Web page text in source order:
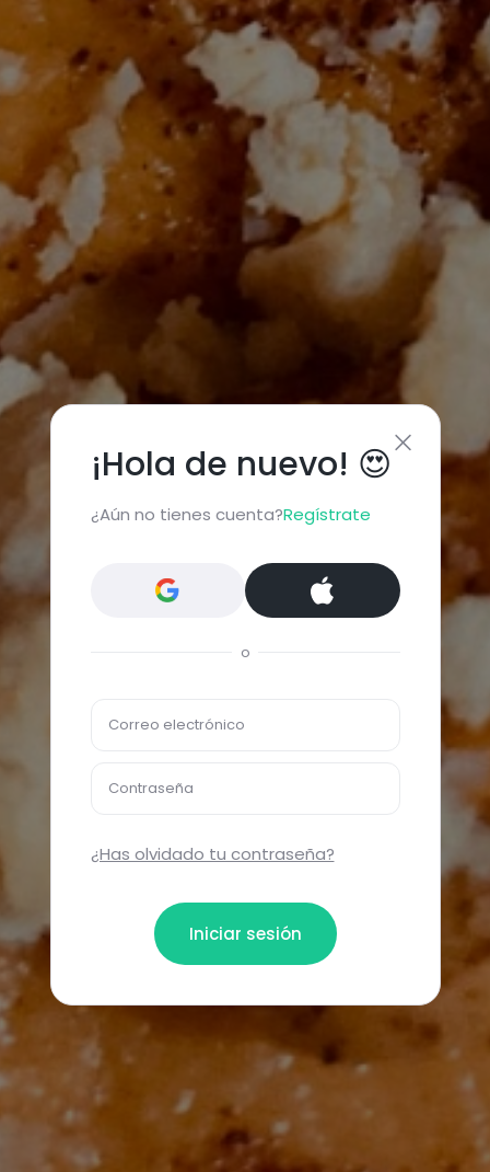
¡Hola de nuevo! 😍
¿Aún no tienes cuenta?Regístrate
o
Correo electrónico
Contraseña
¿Has olvidado tu contraseña?
Iniciar sesión